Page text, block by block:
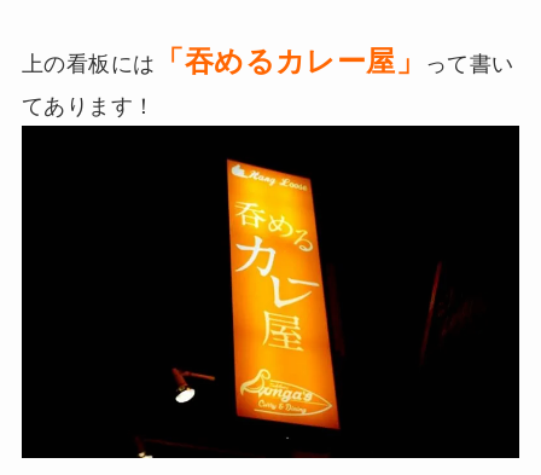
上の看板には 「吞めるカレー屋」
って書い
てあります！